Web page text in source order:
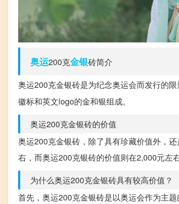
奥运200克金银砖简介
奥运200克金银砖是为纪念奥运会而发行的限
徽标和英文logo的金和银组成。
奥运200克金银砖的价值
奥运200克金银砖，除了具有珍藏价值外，
右，而奥运200克银砖的价值则在2,000元左右
为什么奥运200克金银砖具有较高价值？
首先，奥运200克金银砖是以奥运会作为主